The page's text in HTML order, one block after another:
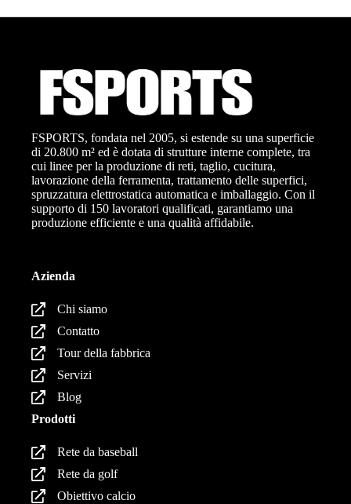
FSPORTS, fondata nel 2005, si estende su una superficie
di 20.800 m² ed è dotata di strutture interne complete, tra
cui linee per la produzione di reti, taglio, cucitura,
lavorazione della ferramenta, trattamento delle superfici,
spruzzatura elettrostatica automatica e imballaggio. Con il
supporto di 150 lavoratori qualificati, garantiamo una
produzione efficiente e una qualità affidabile.
Azienda
Chi siamo
Contatto
Tour della fabbrica
Servizi
Blog
Prodotti
Rete da baseball
Rete da golf
Obiettivo calcio